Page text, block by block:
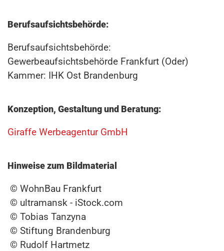
Berufsaufsichtsbehörde:
Berufsaufsichtsbehörde:
Gewerbeaufsichtsbehörde Frankfurt (Oder)
Kammer: IHK Ost Brandenburg
Konzeption, Gestaltung und Beratung:
Giraffe Werbeagentur GmbH
Hinweise zum Bildmaterial
© WohnBau Frankfurt
© ultramansk - iStock.com
© Tobias Tanzyna
© Stiftung Brandenburg
© Rudolf Hartmetz